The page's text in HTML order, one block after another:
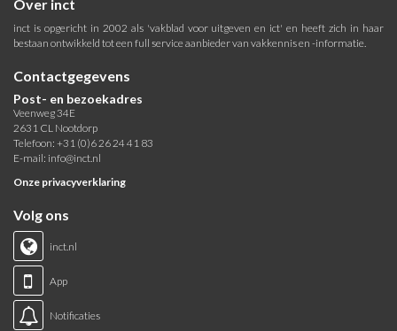
Over inct
inct is opgericht in 2002 als 'vakblad voor uitgeven en ict' en heeft zich in haar
bestaan ontwikkeld tot een full service aanbieder van vakkennis en -informatie.
Contactgegevens
Post- en bezoekadres
Veenweg 34E
2631 CL Nootdorp
Telefoon: +31 (0)6 26 24 41 83
E-mail: info@inct.nl
Onze privacyverklaring
Volg ons
inct.nl
App
Notificaties